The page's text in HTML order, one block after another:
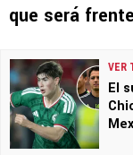
que será
VER
El